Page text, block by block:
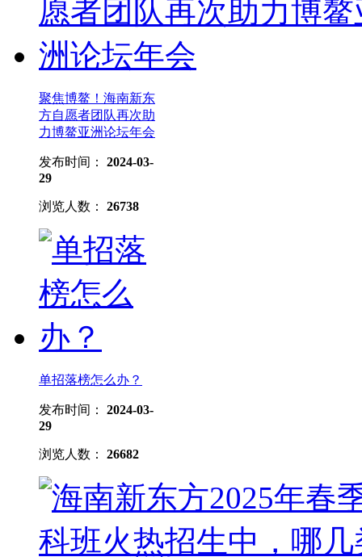
聚焦博鳌！海南新东
方自愿者团队再次助
力博鳌亚洲论坛年会
发布时间： 2024-03-
29
浏览人数： 26738
单招落榜怎么办？
发布时间： 2024-03-
29
浏览人数： 26682